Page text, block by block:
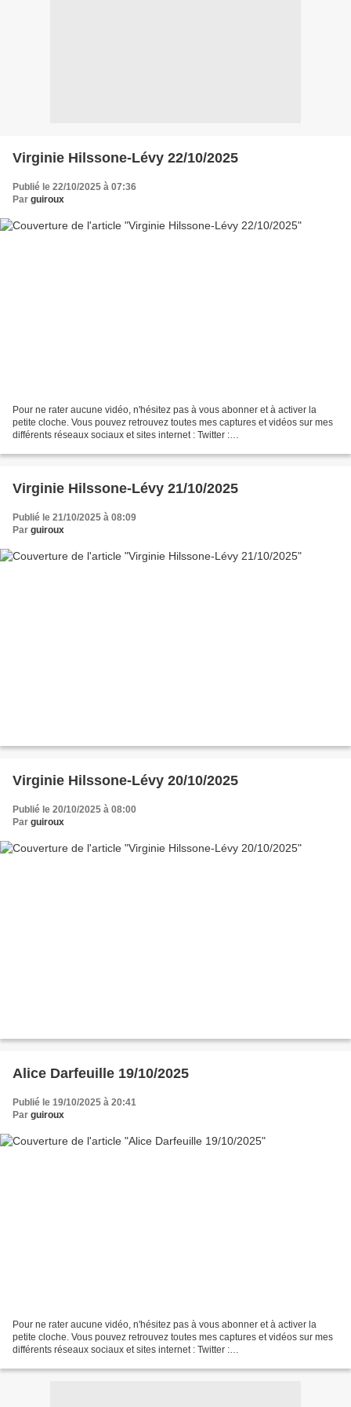
Virginie Hilssone-Lévy 22/10/2025
Publié le 22/10/2025 à 07:36
Par guiroux
Pour ne rater aucune vidéo, n'hésitez pas à vous abonner et à activer la
petite cloche. Vous pouvez retrouvez toutes mes captures et vidéos sur mes
différents réseaux sociaux et sites internet : Twitter :
https://www.facebook.com/capsdeguiroux/...
Virginie Hilssone-Lévy 21/10/2025
Publié le 21/10/2025 à 08:09
Par guiroux
Virginie Hilssone-Lévy 20/10/2025
Publié le 20/10/2025 à 08:00
Par guiroux
Alice Darfeuille 19/10/2025
Publié le 19/10/2025 à 20:41
Par guiroux
Pour ne rater aucune vidéo, n'hésitez pas à vous abonner et à activer la
petite cloche. Vous pouvez retrouvez toutes mes captures et vidéos sur mes
différents réseaux sociaux et sites internet : Twitter :
https://www.facebook.com/capsdeguiroux/...